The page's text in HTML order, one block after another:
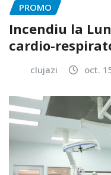
PROMO
Incendiu la
cardio-
clujazi oct.